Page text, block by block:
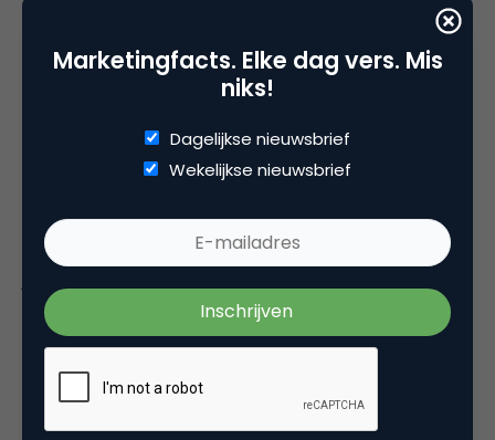
live communicatie voor een gesloten doelgroep
met een mix van een tv-studio, een online
evenement en een digitaal platform heeft zich
enorm door onze branche ontwikkeld tijdens de
pandemie. Met dezelfde beleving als een
spraakmakend event en met straffe content.
Virtual conventions die emotionele waarde
toevoegen aan een merk, product of dienst zodat
toekomst het verschil maken.
virtual conventions vragen om een strakke regie en
de inzet van een professioneel team. Een creatief
Marketingfacts. Elke dag vers. Mis
niks!
Dagelijkse nieuwsbrief
Wekelijkse nieuwsbrief